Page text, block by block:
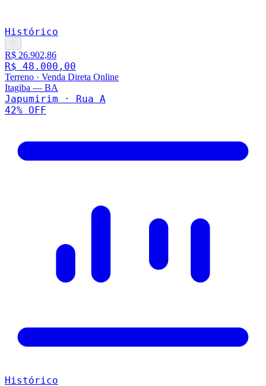
Histórico
♡
R$ 26.902,86
R$ 48.000,00
Terreno · Venda Direta Online
Itagiba — BA
Japumirim · Rua A
42% OFF
Histórico